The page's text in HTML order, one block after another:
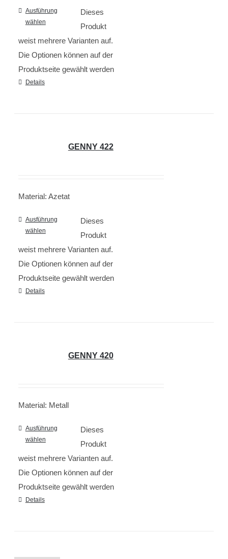
Ausführung
wählen
Dieses
Produkt
weist mehrere Varianten auf.
Die Optionen können auf der
Produktseite gewählt werden
Details
GENNY 422
Material: Azetat
Ausführung
wählen
Dieses
Produkt
weist mehrere Varianten auf.
Die Optionen können auf der
Produktseite gewählt werden
Details
GENNY 420
Material: Metall
Ausführung
wählen
Dieses
Produkt
weist mehrere Varianten auf.
Die Optionen können auf der
Produktseite gewählt werden
Details